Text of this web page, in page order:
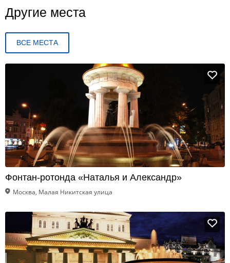
Другие места
ВСЕ МЕСТА
Фонтан-ротонда «Наталья и Александр»
Москва, Малая Никитская улица